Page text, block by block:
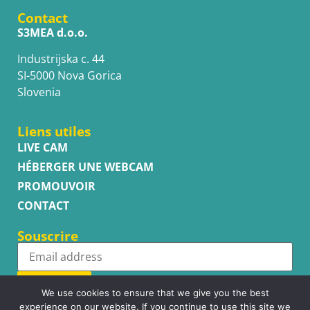
Contact
S3MEA d.o.o.
Industrijska c. 44
SI-5000 Nova Gorica
Slovenia
Liens utiles
LIVE CAM
HÉBERGER UNE WEBCAM
PROMOUVOIR
CONTACT
Souscrire
Subscribe
We use cookies to ensure that we give you the best
experience on our website. If you continue to use this site we